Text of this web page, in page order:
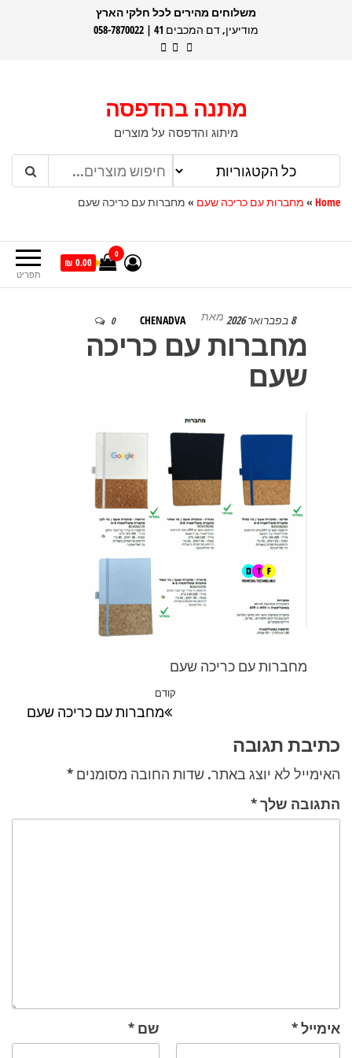
משלוחים מהירים לכל חלקי הארץ
מודיעין, דם המכבים 41 | 058-7870022
מתנה בהדפסה
מיתוג והדפסה על מוצרים
Home
» מחברות עם כריכה שעם » מחברות עם כריכה שעם
תפריט
0
0.00 ₪
8 בפברואר 2026 מאת CHENADVA
0
מחברות עם כריכה
שעם
מחברות עם כריכה שעם
הפוסט
הקודם
קודם
מחברות עם כריכה שעם
כתיבת תגובה
האימייל לא יוצג באתר. שדות החובה מסומנים *
התגובה שלך*
שם * אימייל*